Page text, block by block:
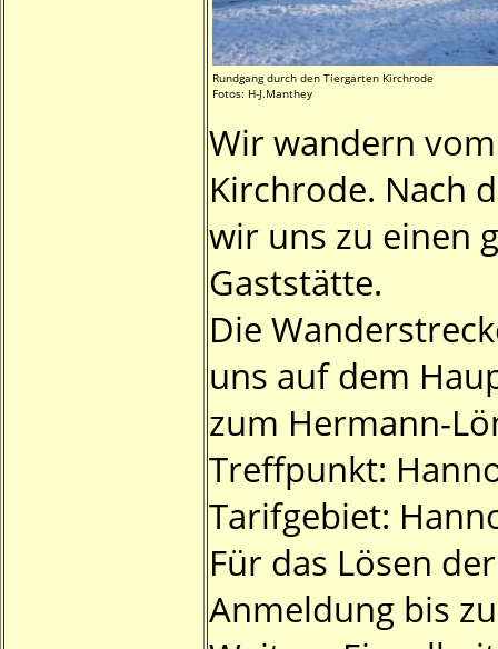
Rundgang durch den Tiergarten Kirchrode
Fotos: H-J.Manthey
Wir wandern
Kirchrode. Nach
wir uns zu einen
Gaststätte.
Die
uns auf dem
zum Hermann-
Treffpunkt:
Tarifgebiet:
Für das Lösen
Anmeldung bis